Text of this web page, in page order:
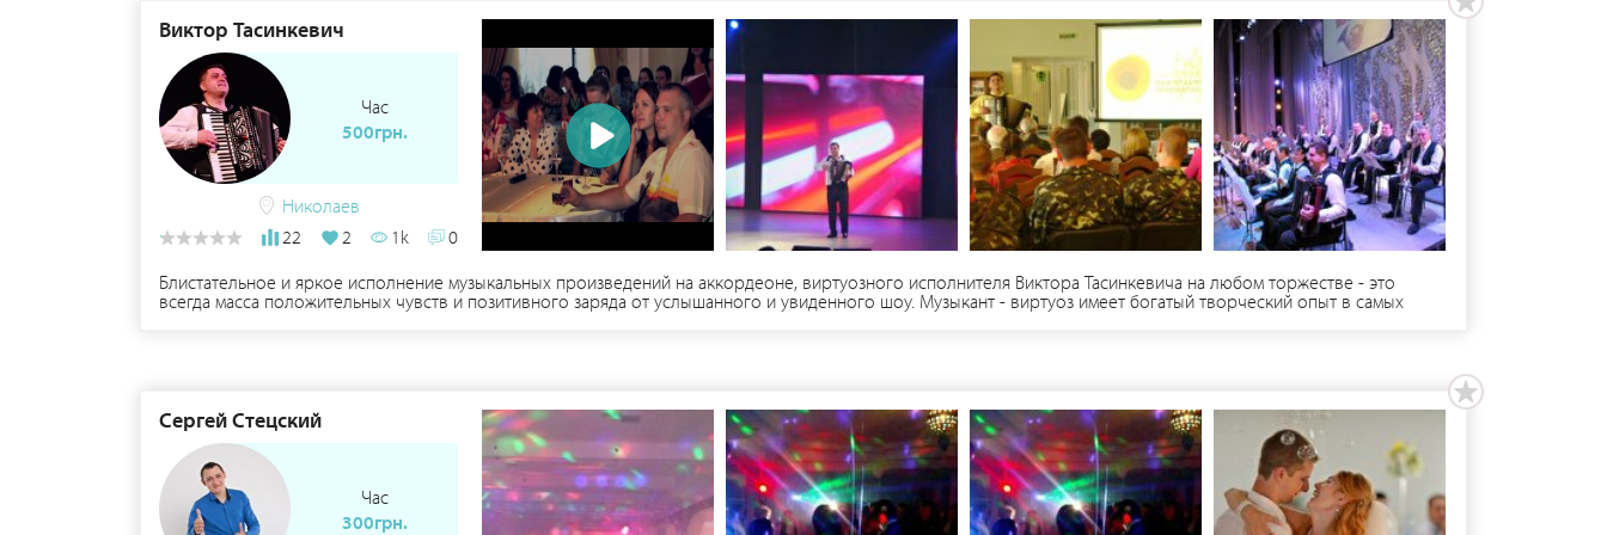
Виктор Тасинкевич
Час
500грн.
Николаев
22
2 1k
0
Блистательное и яркое исполнение музыкальных произведений на аккордеоне, виртуозного исполнителя Виктора Тасинкевича на любом торжестве - это
всегда масса положительных чувств и позитивного заряда от услышанного и увиденного шоу. Музыкант - виртуоз имеет богатый творческий опыт в самых
Сергей Стецский
Час
300грн.